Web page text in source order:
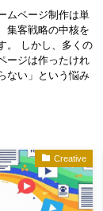
ムページ制作は単
集客戦略の中核を
。 しかし、多くの
ージは作ったけれ
ない」という悩み
Creative